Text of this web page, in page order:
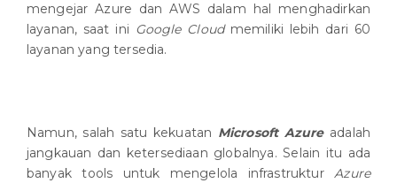
mengejar Azure dan AWS dalam hal menghadirkan
layanan, saat ini Google Cloudmemiliki lebih dari 60
layanan yang tersedia.
Namun, salah satu kekuatan Microsoft Azureadalah
jangkauan dan ketersediaan globalnya. Selain itu ada
banyak tools untuk mengelola infrastrukturAzure